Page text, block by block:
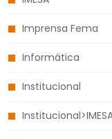
Imprensa Fema
Informática
Institucional